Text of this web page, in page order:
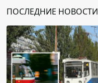
ПОСЛЕДНИЕ НОВОСТИ